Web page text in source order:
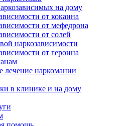
на дому
от кокаина
от мефедрона
от солей
наркозависимости
от героина
лечение наркомании
в клинике и на дому